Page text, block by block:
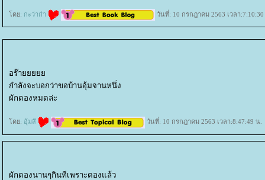
ดย: กะว่าก๋า วันที่: 10 กรกฎาคม 2563 เวลา
อร๊า
กำลังจะบอกว่าขอบ้านอุ้มจานหนึ่ง
ผักดองหมดล่ะ
ดย: อุ้มสี วันที่: 10 กรกฎาคม 2563 เวลา:8:47:49 น.
ผักดองนานๆกินทีเพราะดองแล้ว